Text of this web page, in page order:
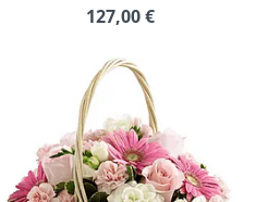
127,00 €